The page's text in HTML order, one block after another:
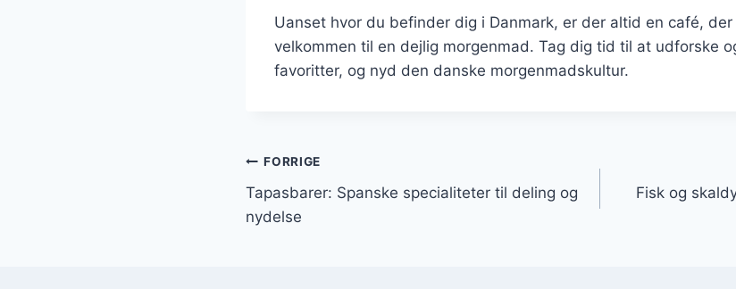
Uanset hvor du befinder dig i Danmark, er der altid en café,
velkommen til en dejlig morgenmad. Tag dig tid til at udforske
favoritter, og nyd den danske morgenmadskultur.
Indlægsnavigation
FORRIGE
Tapasbarer: Spanske specialiteter til deling og
nydelse
Fisk og